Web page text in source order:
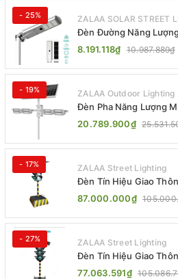
- 25% ZALAA SOLAR STREET
Đèn Đường Năng
ZALAA ZL-BJ04-CCTV
8.191.118₫ 10.987.889₫
- 19% ZALAA Outdoor Lighting
Đèn Pha Năng Lượng
Jsc Chống Nước IP65
20.789.900₫
- 17% ZALAA Street Lighting
Đèn Tín Hiệu Giao
Trời ZALAA ZL-300A-D
87.000.000₫
- 27% ZALAA Street Lighting
Đèn Tín Hiệu Giao
Trời ZALAA ZL-
77.063.591₫